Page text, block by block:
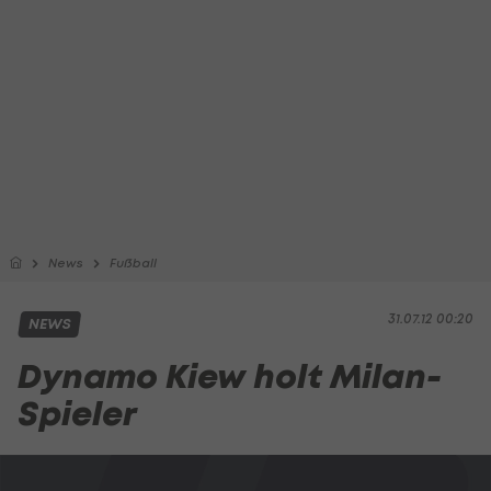
News Fußball
31.07.12 00:20
NEWS
Dynamo Kiew holt Milan-
Spieler